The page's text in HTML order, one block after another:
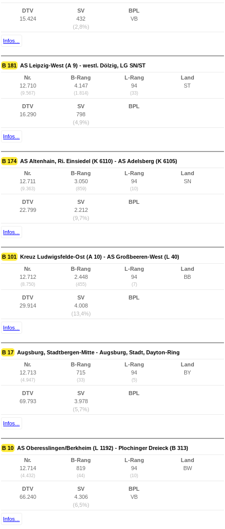
DTV
15.424
SV
432
(2,8%)
BPL
VB
Infos...
B 181 AS Leipzig-West (A 9) - westl. Dölzig, LG SN/ST
Nr.
12.710
(9.567)
B-Rang
4.147
(1.814)
L-Rang
94
(33)
Land
ST
DTV
16.290
SV
798
(4,9%)
BPL
Infos...
B 174 AS Altenhain, Ri. Einsiedel (K 6110) - AS Adelsberg (K 6105)
Nr.
12.711
(9.363)
B-Rang
3.050
(859)
L-Rang
94
(10)
Land
SN
DTV
22.799
SV
2.212
(9,7%)
BPL
Infos...
B 101 Kreuz Ludwigsfelde-Ost (A 10) - AS Großbeeren-West (L 40)
Nr.
12.712
(8.750)
B-Rang
2.448
(455)
L-Rang
94
(7)
Land
BB
DTV
29.914
SV
4.008
(13,4%)
BPL
Infos...
B 17 Augsburg, Stadtbergen-Mitte - Augsburg, Stadt, Dayton-Ring
Nr.
12.713
(4.947)
B-Rang
715
(33)
L-Rang
94
(5)
Land
BY
DTV
69.793
SV
3.978
(5,7%)
BPL
Infos...
B 10 AS Oberesslingen/Berkheim (L 1192) - Plochinger Dreieck (B 313)
Nr.
12.714
(4.432)
B-Rang
819
(44)
L-Rang
94
(10)
Land
BW
DTV
66.240
SV
4.306
(6,5%)
BPL
VB
Infos...